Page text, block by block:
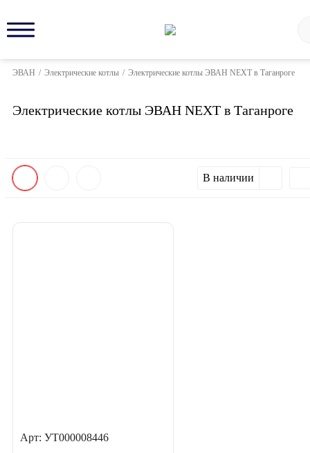
ЭВАН / Электрические котлы / Электрические котлы ЭВАН NEXT в Таганроге
Электрические котлы ЭВАН NEXT в Таганроге
В наличии
Арт: УТ000008446